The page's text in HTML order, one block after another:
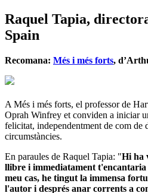
Raquel Tapia,
Spain
Recomana: Més i més forts,
A Més i més forts, el professor de
Oprah Winfrey et conviden a iniciar
felicitat, independentment de com de
circumstàncies.
En paraules de Raquel Tapia: "Hi ha
llibre i immediatament
meu cas, he tingut la immensa
l'autor i després anar corrents a